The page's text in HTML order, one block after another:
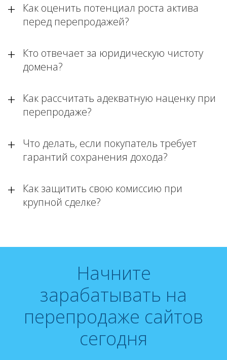
Как оценить потенциал роста актива
перед перепродажей?
Кто отвечает за юридическую чистоту
домена?
Как рассчитать адекватную наценку при
перепродаже?
Что делать, если покупатель требует
гарантий сохранения дохода?
Как защитить свою комиссию при
крупной сделке?
Начните
зарабатывать на
перепродаже сайтов
сегодня